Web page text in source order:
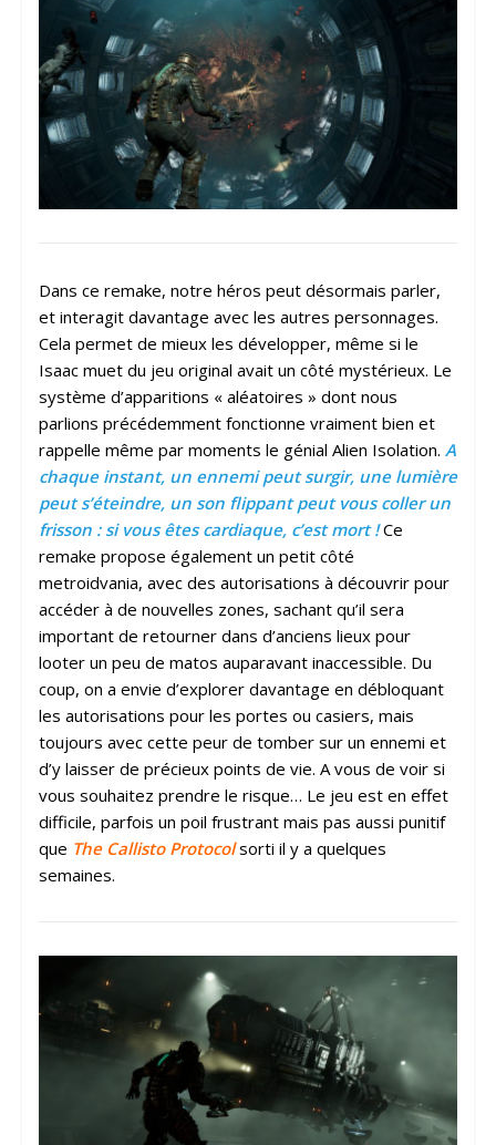
Dans ce remake, notre héros peut désormais parler,
et interagit davantage avec les autres personnages.
Cela permet de mieux les développer, même si le
Isaac muet du jeu original avait un côté mystérieux. Le
système d’apparitions « aléatoires » dont nous
parlions précédemment fonctionne vraiment bien et
rappelle même par moments le génial Alien Isolation. A
chaque instant, un ennemi peut surgir, une lumière
peut s’éteindre, un son flippant peut vous coller un
frisson : si vous êtes cardiaque, c’est mort !Ce
remake propose également un petit côté
metroidvania, avec des autorisations à découvrir pour
accéder à de nouvelles zones, sachant qu’il sera
important de retourner dans d’anciens lieux pour
looter un peu de matos auparavant inaccessible. Du
coup, on a envie d’explorer davantage en débloquant
les autorisations pour les portes ou casiers, mais
toujours avec cette peur de tomber sur un ennemi et
d’y laisser de précieux points de vie. A vous de voir si
vous souhaitez prendre le risque… Le jeu est en effet
difficile, parfois un poil frustrant mais pas aussi punitif
que The Callisto Protocolsorti il y a quelques
semaines.